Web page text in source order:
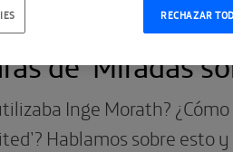
de ‘Miradas
Inge Morath?
Hablamos sobre
RECHAZAR